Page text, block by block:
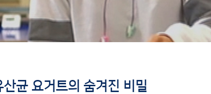
균 요거트의 숨겨진 비밀